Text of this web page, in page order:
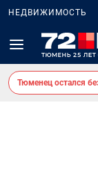
НЕДВИЖИМОСТЬ
Тюменец остался